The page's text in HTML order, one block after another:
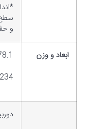
و
ابعاد و وزن
X 8.9mm
234 گرم